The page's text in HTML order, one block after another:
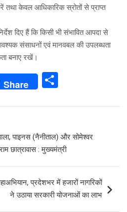
केवल आधिकारिक स्रोतों से प्राप्त
दिए हैं कि किसी भी संभावित आपदा से
संसाधनों एवं मानवबल की उपलब्धता
बनाए रखें।
Share
ar
e
पाइनस (नैनीताल) और सोमेश्वर
छात्रावास : मुख्यमंत्री
प्रदेशभर में हजारों नागरिकों
ने उठाया सरकारी योजनाओं का लाभ